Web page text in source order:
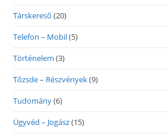
Társkereső (20)
Telefon – Mobil(5)
Történelem (3)
Tőzsde – Részvények(9)
Tudomány(6)
Ügyvéd – Jogász(15)